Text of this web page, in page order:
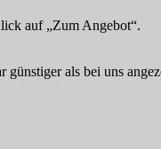
auf „Zum Angebot“.
als bei uns